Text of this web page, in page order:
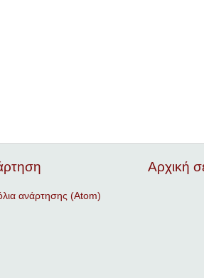
Αρχική
ανάρτησης (Atom)